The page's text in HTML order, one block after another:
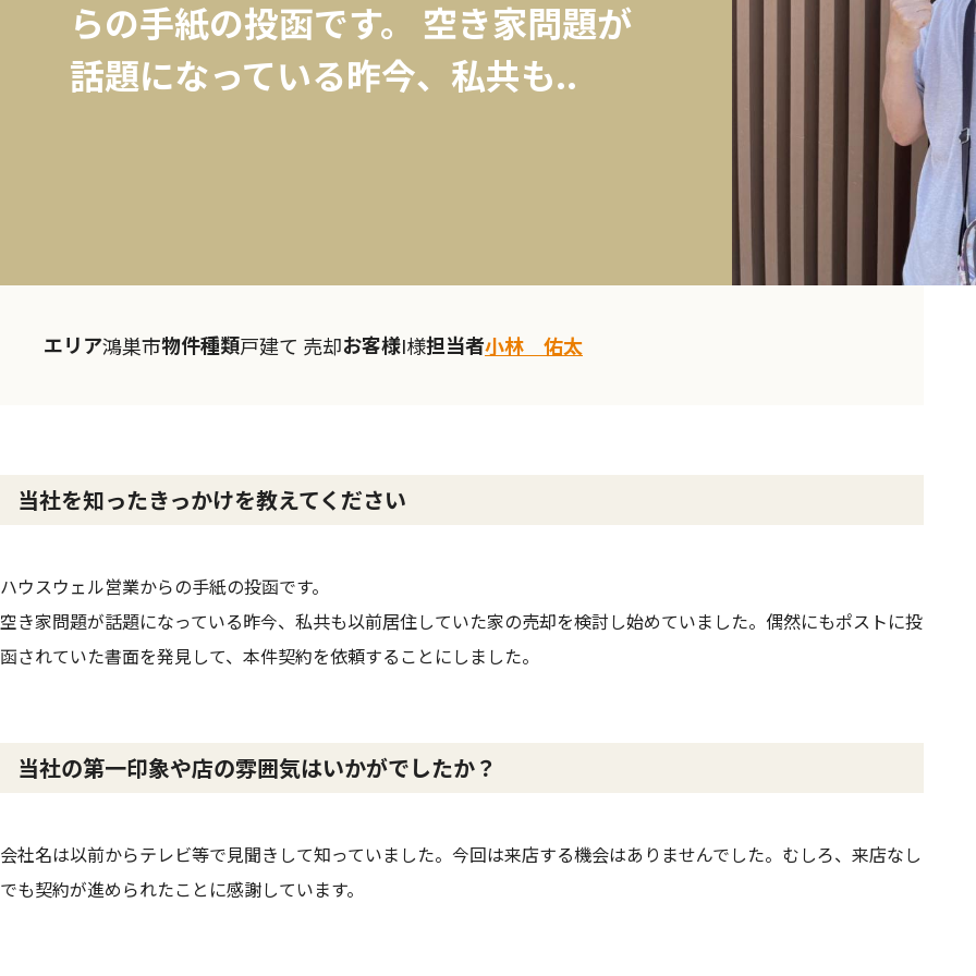
らの手紙の投函です。 空き家問題が
話題になっている昨今、私共も..
エリア鴻巣市物件種類戸建て 売却お客様I様担当者小林 佑太
当社を知ったきっかけを教えてください
ハウスウェル営業からの手紙の投函です。
空き家問題が話題になっている昨今、私共も以前居住していた家の売却を検討し始めていました。偶然にもポストに投
函されていた書面を発見して、本件契約を依頼することにしました。
当社の第一印象や店の雰囲気はいかがでしたか？
会社名は以前からテレビ等で見聞きして知っていました。今回は来店する機会はありませんでした。むしろ、来店なし
でも契約が進められたことに感謝しています。